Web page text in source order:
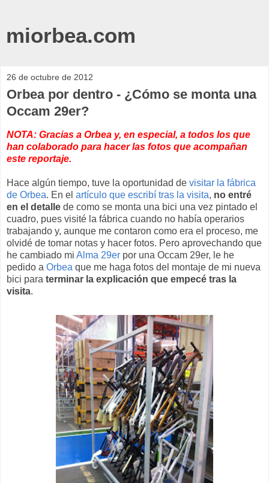
miorbea.com
26 de octubre de 2012
Orbea por dentro - ¿Cómo se monta una
Occam 29er?
NOTA: Gracias a Orbea y, en especial, a todos los que
han colaborado para hacer las fotos que acompañan
este reportaje.
Hace algún tiempo, tuve la oportunidad de visitar la fábrica
de Orbea. En el artículo que escribí tras la visita, no entré
en el detalle de como se monta una bici una vez pintado el
cuadro, pues visité la fábrica cuando no había operarios
trabajando y, aunque me contaron como era el proceso, me
olvidé de tomar notas y hacer fotos. Pero aprovechando que
he cambiado mi Alma 29er por una Occam 29er, le he
pedido a Orbea que me haga fotos del montaje de mi nueva
bici para terminar la explicación que empecé tras la
visita.